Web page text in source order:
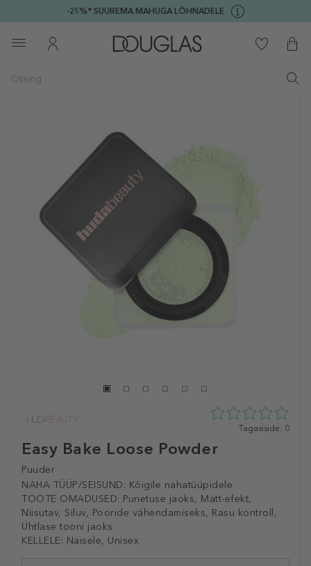
-25%* SUUREMA MAHUGA LÕHNADELE
Easy Bake Loose Powder
Puuder
NAHA TÜÜP/SEISUND: Kõigile nahatüüpidele
TOOTE OMADUSED: Punetuse jaoks, Matt-efekt,
Niisutav, Siluv, Pooride vähendamiseks, Rasu kontroll,
Ühtlase tooni jaoks
KELLELE: Naisele, Unisex
0
Tagasiside: 0